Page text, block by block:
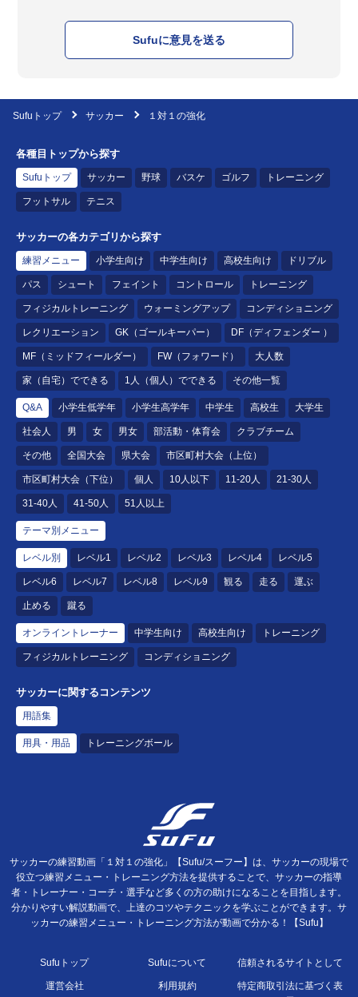
Sufuに意見を送る
Sufuトップ サッカー １対１の強化
各種目トップから探す
Sufuトップ サッカー 野球 バスケ ゴルフ トレーニング
フットサル テニス
サッカーの各カテゴリから探す
練習メニュー 小学生向け 中学生向け 高校生向け ドリブル
パス シュート フェイント コントロール トレーニング
フィジカルトレーニング ウォーミングアップ コンディショニング
レクリエーション GK（ゴールキーパー） DF（ディフェンダー ）
MF（ミッドフィールダー） FW（フォワード） 大人数
家（自宅）でできる 1人（個人）でできる その他一覧
Q&A 小学生低学年 小学生高学年 中学生 高校生 大学生
社会人 男 女 男女 部活動・体育会 クラブチーム
その他 全国大会 県大会 市区町村大会（上位）
市区町村大会（下位） 個人 10人以下 11-20人 21-30人
31-40人 41-50人 51人以上
テーマ別メニュー
レベル別 レベル1 レベル2 レベル3 レベル4 レベル5
レベル6 レベル7 レベル8 レベル9 観る 走る 運ぶ
止める 蹴る
オンライントレーナー 中学生向け 高校生向け トレーニング
フィジカルトレーニング コンディショニング
サッカーに関するコンテンツ
用語集
用具・用品 トレーニングボール
サッカーの練習動画「１対１の強化」【Sufu/スーフー】は、サッカーの現場で
役立つ練習メニュー・トレーニング方法を提供することで、サッカーの指導
者・トレーナー・コーチ・選手など多くの方の助けになることを目指します。
分かりやすい解説動画で、上達のコツやテクニックを学ぶことができます。サ
ッカーの練習メニュー・トレーニング方法が動画で分かる！【Sufu】
Sufuトップ Sufuについて 信頼されるサイトとして
運営会社 利用規約
特定商取引法に基づく表